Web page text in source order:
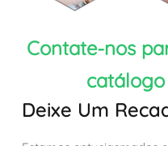
Contate-nos
Deixe Um